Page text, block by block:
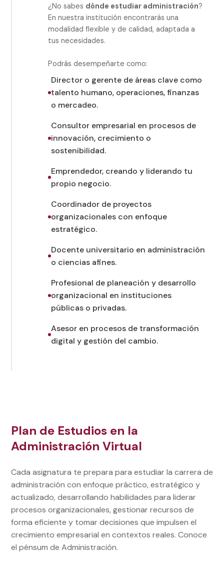
¿No sabes dónde estudiar administración?
En nuestra institución encontrarás una
modalidad flexible y de calidad, adaptada a
tus necesidades.
Podrás desempeñarte como:
Director o gerente de áreas clave como
talento humano, operaciones, finanzas
o mercadeo.
Consultor empresarial en procesos de
innovación, crecimiento o
sostenibilidad.
Emprendedor, creando y liderando tu
propio negocio.
Coordinador de proyectos
organizacionales con enfoque
estratégico.
Docente universitario en administración
o ciencias afines.
Profesional de planeación y desarrollo
organizacional en instituciones
públicas o privadas.
Asesor en procesos de transformación
digital y gestión del cambio.
Plan de Estudios en la
Administración Virtual
Cada asignatura te prepara para estudiar la carrera de
administración con enfoque práctico, estratégico y
actualizado, desarrollando habilidades para liderar
procesos organizacionales, gestionar recursos de
forma eficiente y tomar decisiones que impulsen el
crecimiento empresarial en contextos reales. Conoce
el pénsum de Administración.